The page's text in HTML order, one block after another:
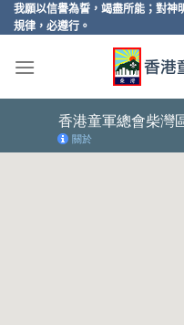
Skip
to
我願以信譽為誓，竭盡所能；對神
規律，必遵行。